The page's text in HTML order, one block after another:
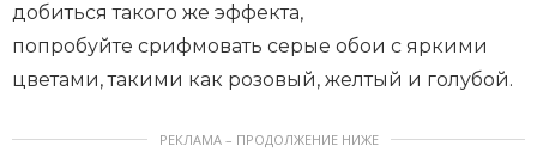
добиться такого же эффекта,
попробуйте срифмовать серые обои с яркими
цветами, такими как розовый, желтый и голубой.
РЕКЛАМА – ПРОДОЛЖЕНИЕ НИЖЕ